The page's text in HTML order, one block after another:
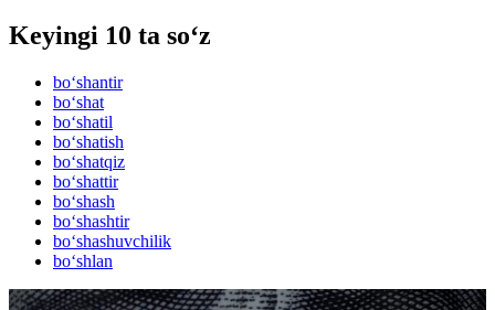
Keyingi 10 ta so‘z
bo‘shantir
bo‘shat
bo‘shatil
bo‘shatish
bo‘shatqiz
bo‘shattir
bo‘shash
bo‘shashtir
bo‘shashuvchilik
bo‘shlan